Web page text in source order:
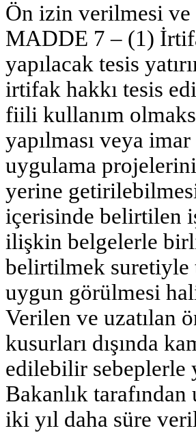
Ön izin verilmesi ve
MADDE 7 – (1)
yapılacak tesis
irtifak hakkı tesis
fiili kullanım
yapılması veya
uygulama
yerine
içerisinde belirtilen
ilişkin belgelerle
belirtilmek suretiyle
uygun görülmesi
Verilen ve uzatılan
kusurları dışında
edilebilir sebeplerle
Bakanlık
iki yıl daha süre